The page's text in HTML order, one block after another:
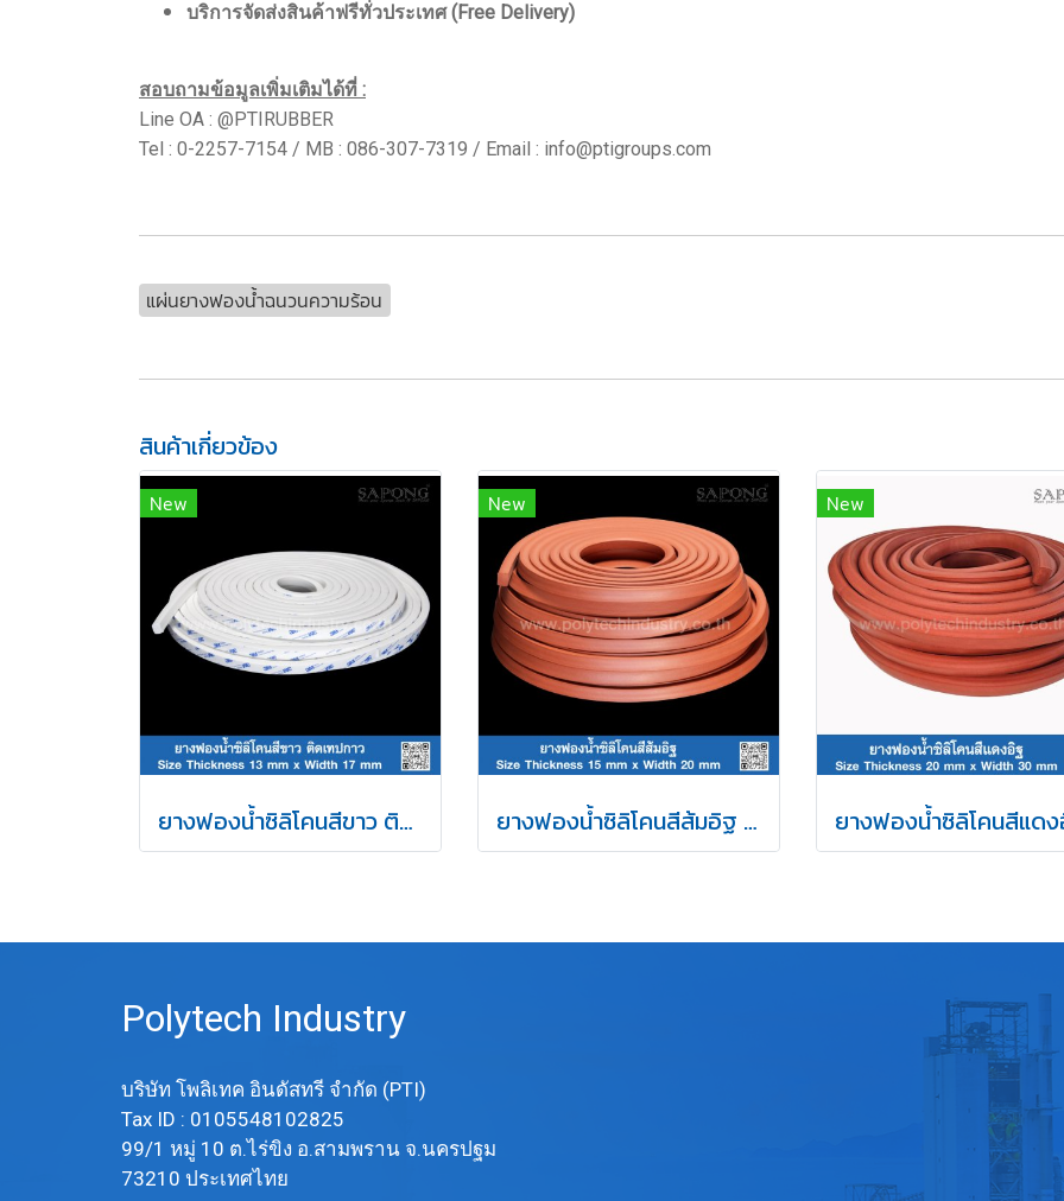
บริการจัดส่งสินค้าฟรีทั่วประเทศ (Free Delivery)
สอบถามข้อมูลเพิ่มเติมได้ที่ :
Line OA : @PTIRUBBER
Tel : 0-2257-7154 / MB : 086-307-7319 / Email : info@ptigroups.com
แผ่นยางฟองน้ำฉนวนความร้อน
สินค้าเกี่ยวข้อง
New
ยางฟองน้ำซิลิโคนสีขาว ติดเทปกาว 13x17mm
New
ยางฟองน้ำซิลิโคนสีส้มอิฐ 15x20mm
New
Polytech Industry
บริษัท โพลิเทค อินดัสทรี จำกัด (PTI)
Tax ID : 0105548102825
99/1 หมู่ 10 ต.ไร่ขิง อ.สามพราน จ.นครปฐม
73210 ประเทศไทย